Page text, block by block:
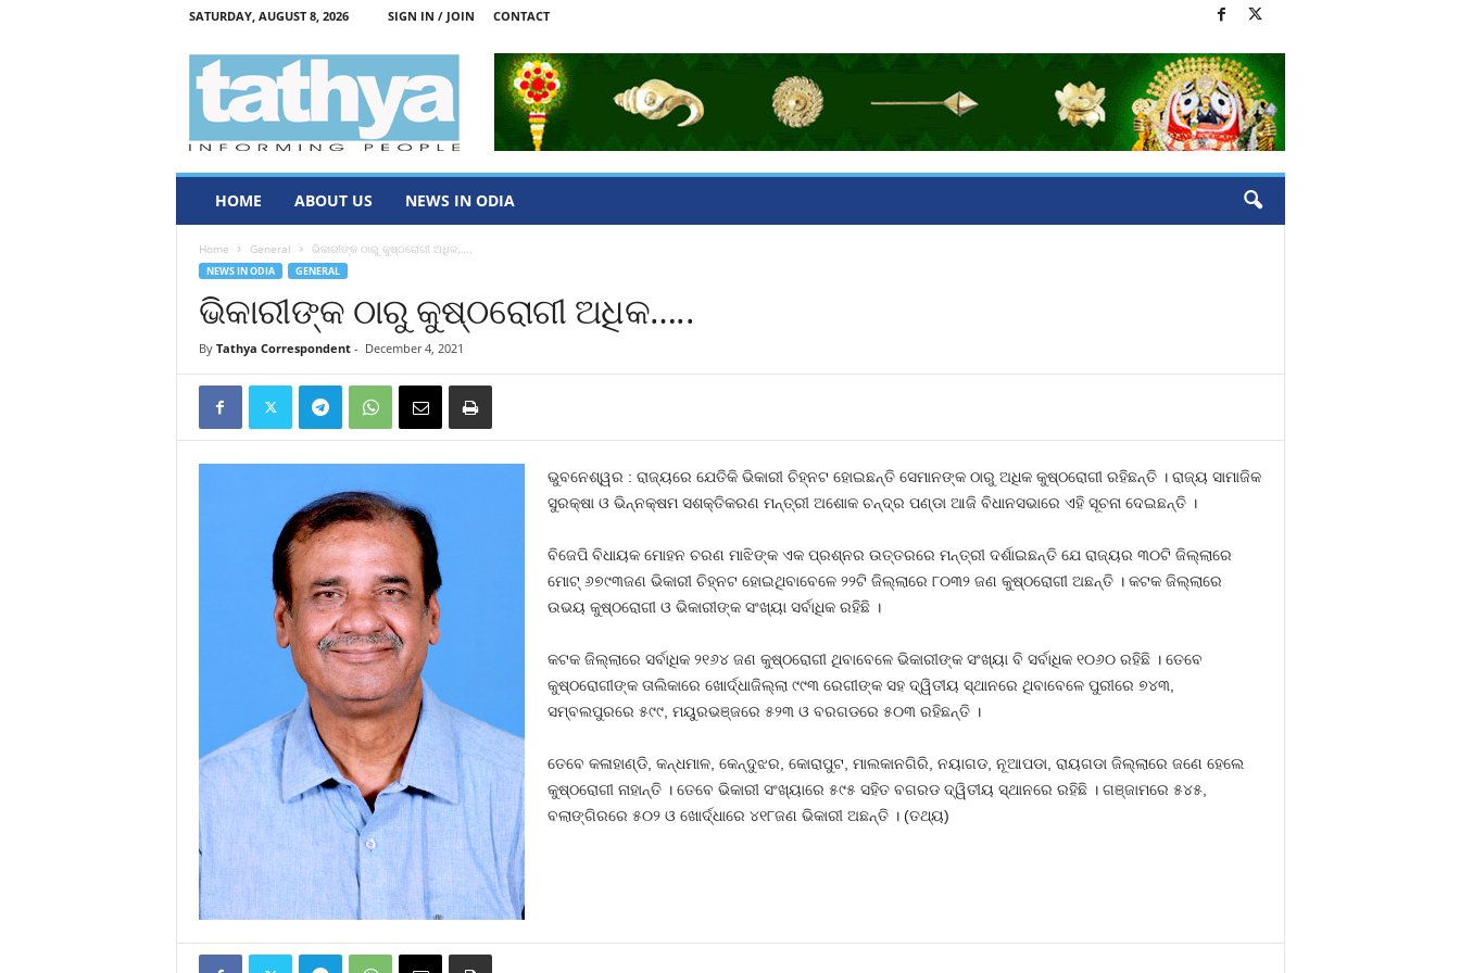
SATURDAY, AUGUST 8, 2026 SIGN IN / JOIN CONTACT
HOME ABOUT US NEWS IN ODIA
Home General ଭିକାରୀଙ୍କ ଠାରୁ କୁଷ୍ଠରୋଗୀ ଅଧିକ…..
NEWS IN ODIA GENERAL
ଭିକାରୀଙ୍କ ଠାରୁ କୁଷ୍ଠରୋଗୀ ଅଧିକ…..
By Tathya Correspondent- December 4, 2021
ଭୁବନେଶ୍ୱର : ରାଜ୍ୟରେ ଯେତିକି ଭିକାରୀ ଚିହ୍ନଟ ହୋଇଛନ୍ତି ସେମାନଙ୍କ ଠାରୁ ଅଧିକ କୁଷ୍ଠରୋଗୀ ରହିଛନ୍ତି । ରାଜ୍ୟ ସାମାଜିକ
ସୁରକ୍ଷା ଓ ଭିନ୍ନକ୍ଷମ ସଶକ୍ତିକରଣ ମନ୍ତ୍ରୀ ଅଶୋକ ଚନ୍ଦ୍ର ପଣ୍ଡା ଆଜି ବିଧାନସଭାରେ ଏହି ସୂଚନା ଦେଇଛନ୍ତି ।
ବିଜେପି ବିଧାୟକ ମୋହନ ଚରଣ ମାଝିଙ୍କ ଏକ ପ୍ରଶ୍ନର ଉତ୍ତରରେ ମନ୍ତ୍ରୀ ଦର୍ଶାଇଛନ୍ତି ଯେ ରାଜ୍ୟର ୩୦ଟି ଜିଲ୍ଲାରେ
ମୋଟ୍‍ ୬୭୯୩ଜଣ ଭିକାରୀ ଚିହ୍ନଟ ହୋଇଥିବାବେଳେ ୨୨ଟି ଜିଲ୍ଲାରେ ୮୦୩୨ ଜଣ କୁଷ୍ଠରୋଗୀ ଅଛନ୍ତି । କଟକ ଜିଲ୍ଲାରେ
ଉଭୟ କୁଷ୍ଠରୋଗୀ ଓ ଭିକାରୀଙ୍କ ସଂଖ୍ୟା ସର୍ବାଧିକ ରହିଛି ।
କଟକ ଜିଲ୍ଲାରେ ସର୍ବାଧିକ ୨୧୬୪ ଜଣ କୁଷ୍ଠରୋଗୀ ଥିବାବେଳେ ଭିକାରୀଙ୍କ ସଂଖ୍ୟା ବି ସର୍ବାଧିକ ୧୦୬୦ ରହିଛି । ତେବେ
କୁଷ୍ଠରୋଗୀଙ୍କ ତାଲିକାରେ ଖୋର୍ଦ୍ଧାଜିଲ୍ଲା ୯୯୩ ରେଗୀଙ୍କ ସହ ଦ୍ୱିତୀୟ ସ୍ଥାନରେ ଥିବାବେଳେ ପୁରୀରେ ୭୪୩,
ସମ୍ବଲପୁରରେ ୫୯୯, ମୟୁରଭଞ୍ଜରେ ୫୨୩ ଓ ବରଗଡରେ ୫୦୩ ରହିଛନ୍ତି ।
ତେବେ କଳାହାଣ୍ଡି, କନ୍ଧମାଳ, କେନ୍ଦୁଝର, କୋରାପୁଟ, ମାଲକାନଗିରି, ନୟାଗଡ, ନୂଆପଡା, ରାୟଗଡା ଜିଲ୍ଲାରେ ଜଣେ ହେଲେ
କୁଷ୍ଠରୋଗୀ ନାହାନ୍ତି । ତେବେ ଭିକାରୀ ସଂଖ୍ୟାରେ ୫୯୫ ସହିତ ବଗରଡ ଦ୍ୱିତୀୟ ସ୍ଥାନରେ ରହିଛି । ଗଞ୍ଜାମରେ ୫୪୫,
ବଲାଙ୍ଗିରରେ ୫୦୨ ଓ ଖୋର୍ଦ୍ଧାରେ ୪୧୮ଜଣ ଭିକାରୀ ଅଛନ୍ତି । (ତଥ୍ୟ)